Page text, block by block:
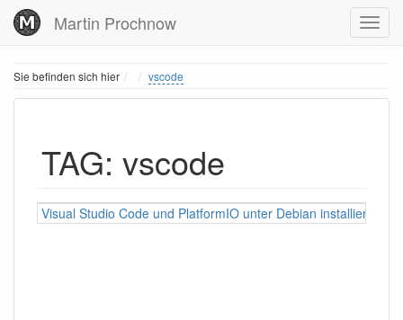
Martin Prochnow
Sie befinden sich hier Home
vscode
TAG: vscode
Visual Studio Code und PlatformIO unter Debian installieren